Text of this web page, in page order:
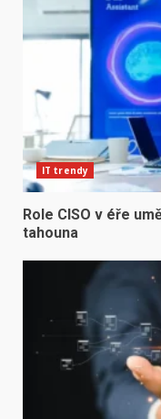
IT trendy
Role CISO v éře
tahouna